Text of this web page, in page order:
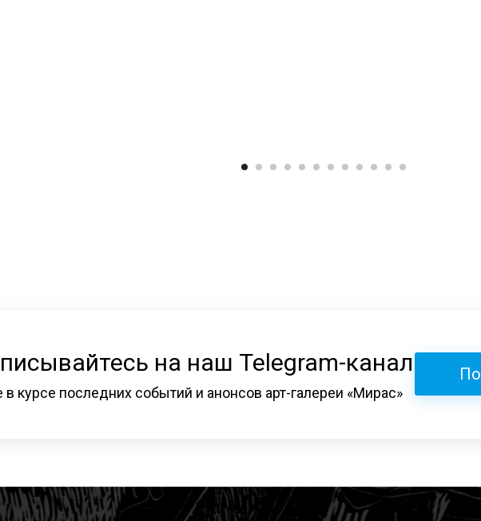
на наш Telegram-канал
в курсе последних событий и анонсов арт-галереи «Мирас»